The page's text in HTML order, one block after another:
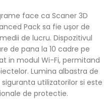
face ca Scaner 3D
Pack sa fie ușor de
de lucru. Dispozitivul
de pana la 10 cadre pe
in modul Wi-Fi, permitand
Lumina albastra de
utilizatorilor si este
de protectie.